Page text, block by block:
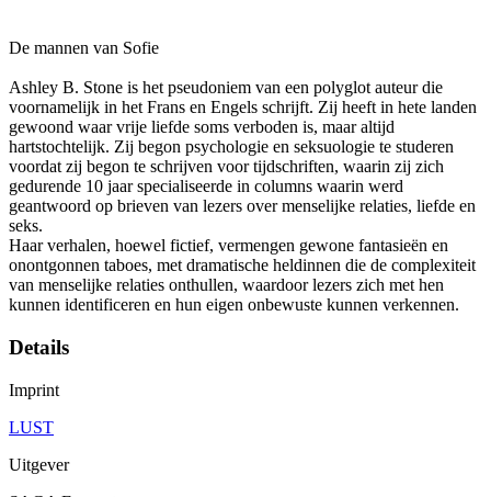
De mannen van Sofie
Ashley B. Stone is het pseudoniem van een polyglot auteur die
voornamelijk in het Frans en Engels schrijft. Zij heeft in hete landen
gewoond waar vrije liefde soms verboden is, maar altijd
hartstochtelijk. Zij begon psychologie en seksuologie te studeren
voordat zij begon te schrijven voor tijdschriften, waarin zij zich
gedurende 10 jaar specialiseerde in columns waarin werd
geantwoord op brieven van lezers over menselijke relaties, liefde en
seks.
Haar verhalen, hoewel fictief, vermengen gewone fantasieën en
onontgonnen taboes, met dramatische heldinnen die de complexiteit
van menselijke relaties onthullen, waardoor lezers zich met hen
kunnen identificeren en hun eigen onbewuste kunnen verkennen.
Details
Imprint
LUST
Uitgever